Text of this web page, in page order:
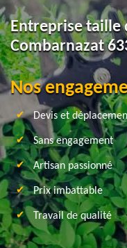
Entreprise taille
Combarnazat
Nos
Devis et
Sans engagement
Artisan passionné
Prix imbattable
Travail de qualité